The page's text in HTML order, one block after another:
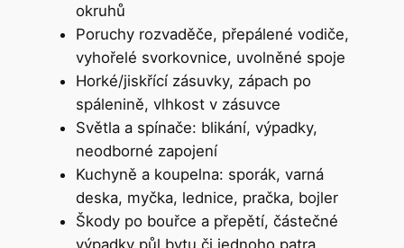
okruhů
Poruchy rozvaděče, přepálené vodiče,
vyhořelé svorkovnice, uvolněné spoje
Horké/jiskřící zásuvky, zápach po
spálenině, vlhkost v zásuvce
Světla a spínače: blikání, výpadky,
neodborné zapojení
Kuchyně a koupelna: sporák, varná
deska, myčka, lednice, pračka, bojler
Škody po bouřce a přepětí, částečné
výpadky půl bytu či jednoho patra